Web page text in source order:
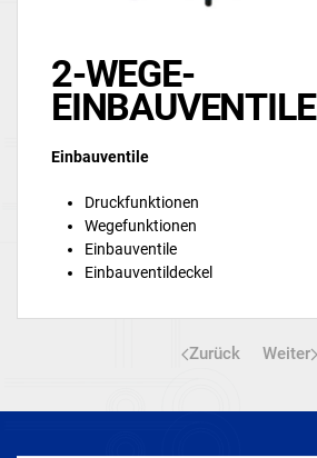
2-WEGE-
EINBAUVENTILE
Einbauventile
Druckfunktionen
Wegefunktionen
Einbauventile
Einbauventildeckel
Zurück Weiter